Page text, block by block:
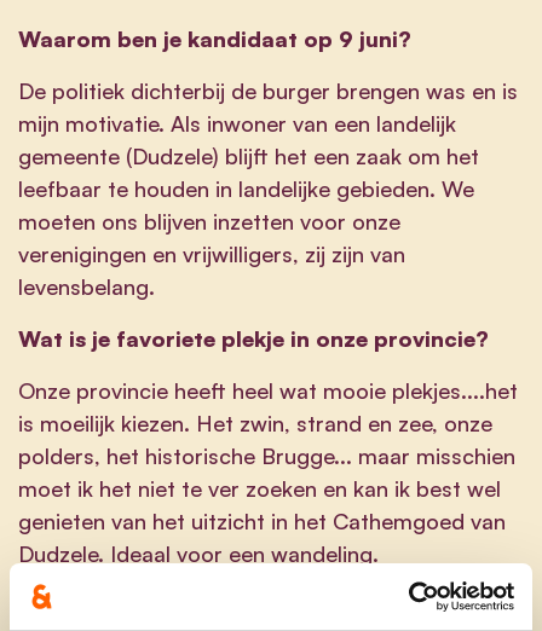
Waarom ben je kandidaat op 9 juni?
De politiek dichterbij de burger brengen was en is
mijn motivatie. Als inwoner van een landelijk
gemeente (Dudzele) blijft het een zaak om het
leefbaar te houden in landelijke gebieden. We
moeten ons blijven inzetten voor onze
verenigingen en vrijwilligers, zij zijn van
levensbelang.
Wat is je favoriete plekje in onze provincie?
Onze provincie heeft heel wat mooie plekjes....het
is moeilijk kiezen. Het zwin, strand en zee, onze
polders, het historische Brugge... maar misschien
moet ik het niet te ver zoeken en kan ik best wel
genieten van het uitzicht in het Cathemgoed van
Dudzele. Ideaal voor een wandeling.